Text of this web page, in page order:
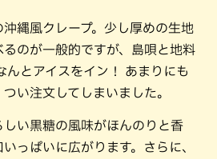
縄風クレープ。少し厚めの生地
のが一般的ですが、島唄と地料
んとアイスをイン！ あまりにも
い注文してしまいました。
い黒糖の風味がほんのりと香
っぱいに広がります。さらに、